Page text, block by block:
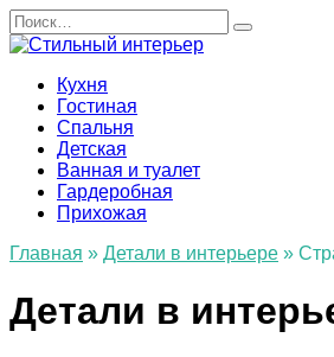
Перейти
к
Search
for:
Кухня
Гостиная
Спальня
Детская
Ванная и туалет
Гардеробная
Прихожая
Главная » Детали в интерьере »
Детали в